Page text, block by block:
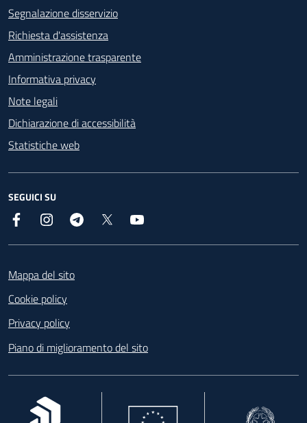
Segnalazione disservizio
Richiesta d'assistenza
Amministrazione trasparente
Informativa privacy
Note legali
Dichiarazione di accessibilità
Statistiche web
SEGUICI SU
Facebook InstagramTelegram
Mappa del sito
Cookie policy
Privacy policy
Piano di miglioramento del sito
, apre in una nuova scheda